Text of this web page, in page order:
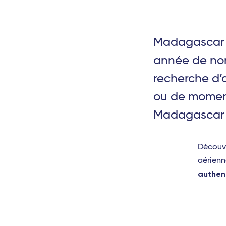
Bordeaux Saint-Jean - TGV
Toulouse - Travel Connect
Biarritz - Travel Connect
année de
recherche
ou de